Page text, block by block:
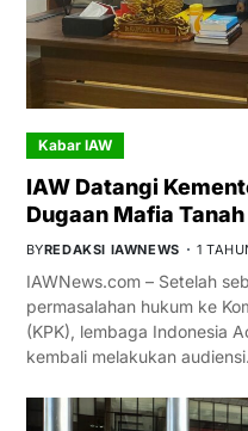
Kabar IAW
IAW Datangi
Dugaan Mafia
BYREDAKSI IAWNEWS 1
IAWNews.com – Setelah
permasalahan hukum ke
(KPK), lembaga Indonesia
kembali melakukan